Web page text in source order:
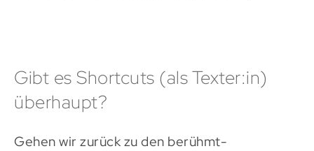
Gibt es Shortcuts (als Texter:in)
überhaupt?
Gehen wir zurück zu den berühmt-